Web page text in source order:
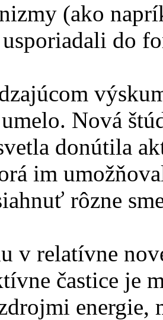
(ako
usporiadali do
Nová
donútila
im
rôzne
v relatívne
častice je
energie,